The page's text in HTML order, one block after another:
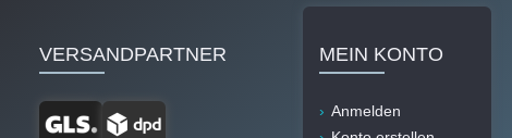
VERSANDPARTNER MEIN KONTO
Anmelden